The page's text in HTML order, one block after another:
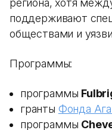
региона, хотя
поддерживают
обществами и
Программы:
программы
гранты Фонда Ага
программы